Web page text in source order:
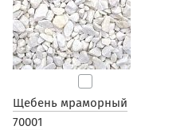
Щебень мраморный
70001